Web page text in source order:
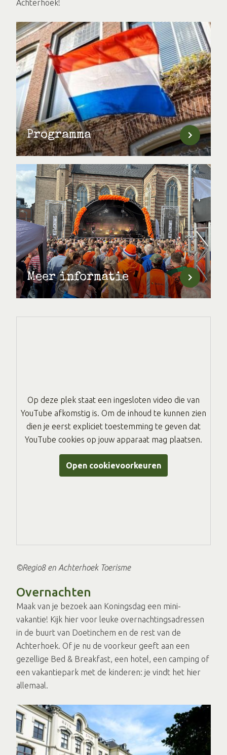
Achterhoek!
Programma
Meer informatie
Op deze plek staat een ingesloten video die van
YouTube afkomstig is. Om de inhoud te kunnen zien
dien je eerst expliciet toestemming te geven dat
YouTube cookies op jouw apparaat mag plaatsen.
Open cookievoorkeuren
©Regio8 en Achterhoek Toerisme
Overnachten
Maak van je bezoek aan Koningsdag een mini-
vakantie! Kijk hier voor leuke overnachtingsadressen
in de buurt van Doetinchem en de rest van de
Achterhoek. Of je nu de voorkeur geeft aan een
gezellige Bed & Breakfast, een hotel, een camping of
een vakantiepark met de kinderen: je vindt het hier
allemaal.